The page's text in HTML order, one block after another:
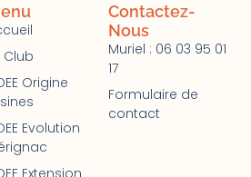
Club
Origine
Evolution
Extension
Contactez-
Nous
Muriel : 06 03 95 01
17
Formulaire de
contact